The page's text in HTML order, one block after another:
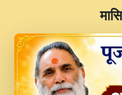
JINU
Pawan ji 20-11-19
PRABHU
Kina Sohna
Vaishno Devi Aarti